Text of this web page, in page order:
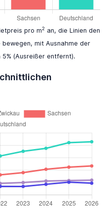
pro m2 an, die Linien den
mit Ausnahme der
(Ausreißer entfernt).